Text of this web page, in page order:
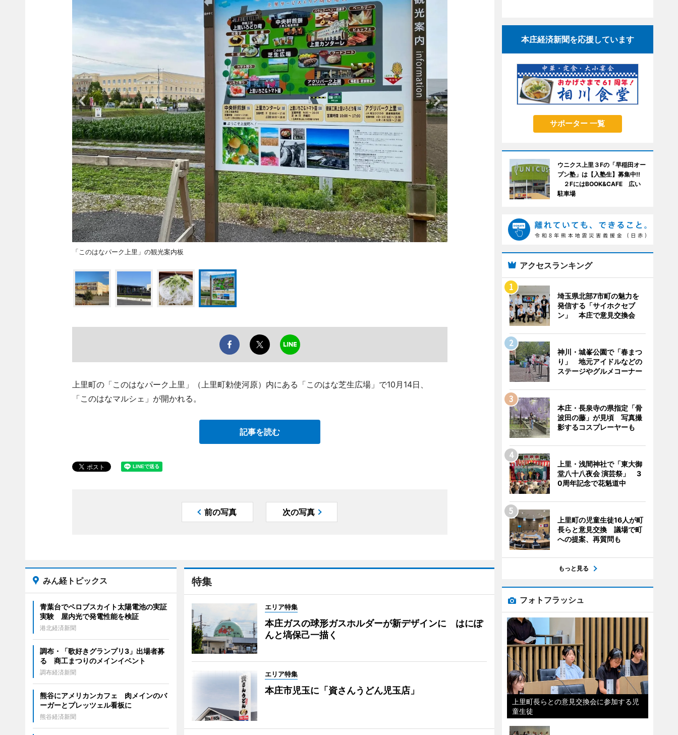
「このはなパーク上里」の観光案内板
上里町の「このはなパーク上里」（上里町勅使河原）内にある「このはな芝生広場」で10月14日、
「このはなマルシェ」が開かれる。
記事を読む
前の写真 次の写真
特集
エリア特集
本庄ガスの球形ガスホルダーが新デザインに はにぽ
んと塙保己一描く
エリア特集
本庄市児玉に「資さんうどん児玉店」
みん経トピックス
青葉台でペロブスカイト太陽電池の実証
実験 屋内光で発電性能を検証
港北経済新聞
調布・「歌好きグランプリ3」出場者募
る 商工まつりのメインイベント
調布経済新聞
熊谷にアメリカンカフェ 肉メインのバ
ーガーとプレッツェル看板に
熊谷経済新聞
本庄経済新聞を応援しています
サポーター 一覧
ウニクス上里３Fの「早稲田オー
プン塾」は【入塾生】募集中!!
２FにはBOOK&CAFE 広い
駐車場
アクセスランキング
埼玉県北部7市町の魅力を
発信する「サイホクセブ
ン」 本庄で意見交換会
神川・城峯公園で「春まつ
り」 地元アイドルなどの
ステージやグルメコーナー
本庄・長泉寺の県指定「骨
波田の藤」が見頃 写真撮
影するコスプレーヤーも
上里・浅間神社で「東大御
堂八十八夜会 演芸祭」 3
0周年記念で花魁道中
上里町の児童生徒16人が町
長らと意見交換 議場で町
への提案、再質問も
もっと見る
フォトフラッシュ
上里町長らとの意見交換会に参加する児
童生徒